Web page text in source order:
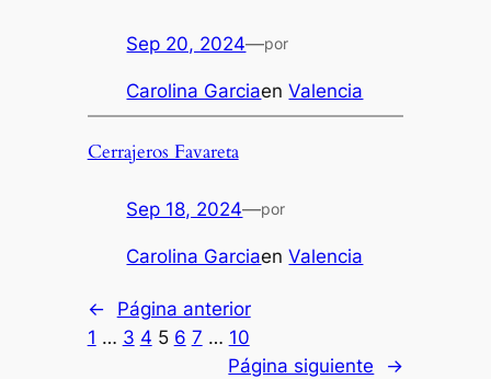
Sep 20, 2024—por
Carolina GarciaenValencia
Cerrajeros Favareta
Sep 18, 2024—por
Carolina GarciaenValencia
←
Página anterior
1 … 3 4 5 6 7 … 10
Página siguiente
→